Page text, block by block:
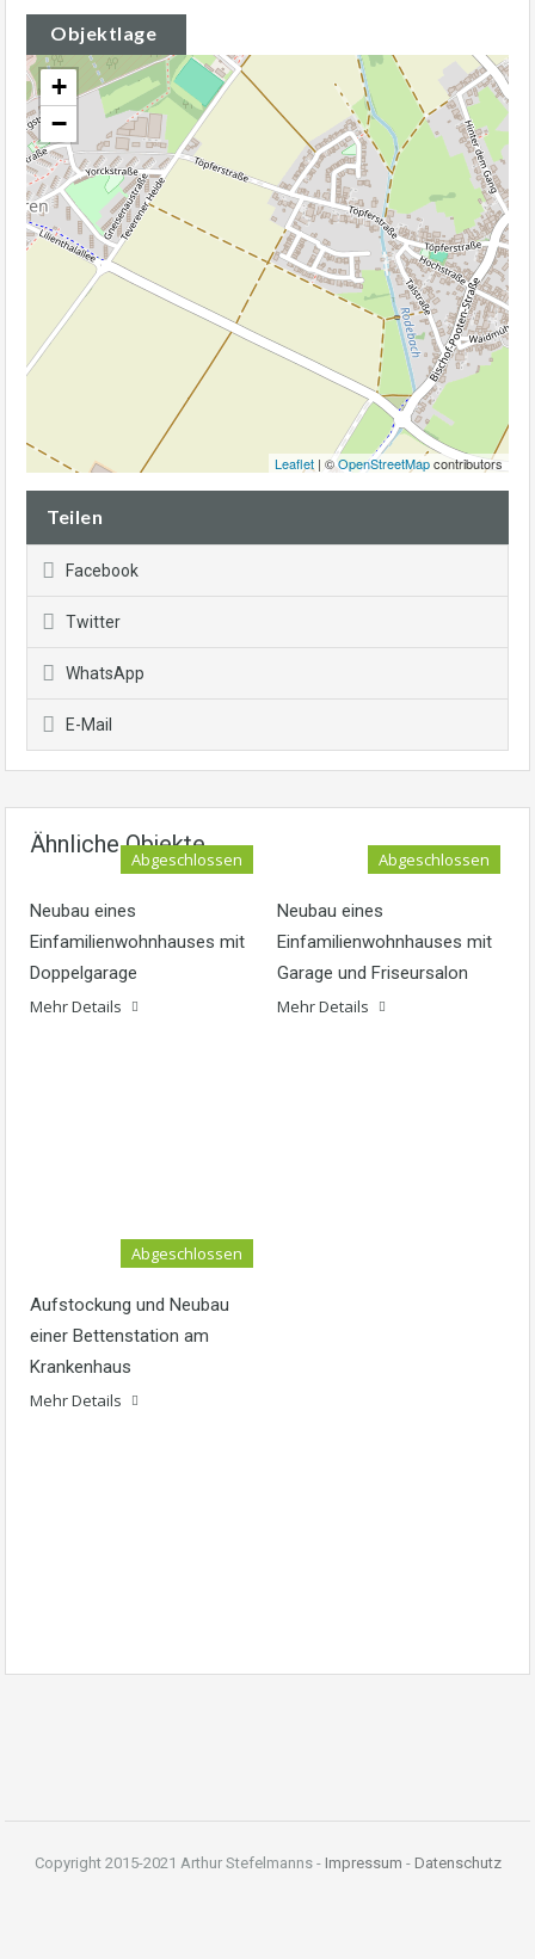
Objektlage
+
−
Leaflet | ©OpenStreetMapcontributors
Teilen
Facebook
Twitter
WhatsApp
E-Mail
Ähnliche Objekte
Abgeschlossen
Neubau eines
Einfamilienwohnhauses mit
Doppelgarage
Mehr Details
Abgeschlossen
Neubau eines
Einfamilienwohnhauses mit
Garage und Friseursalon
Mehr Details
Abgeschlossen
Aufstockung und Neubau
einer Bettenstation am
Krankenhaus
Mehr Details
Copyright 2015-2021 Arthur Stefelmanns - Impressum - Datenschutz